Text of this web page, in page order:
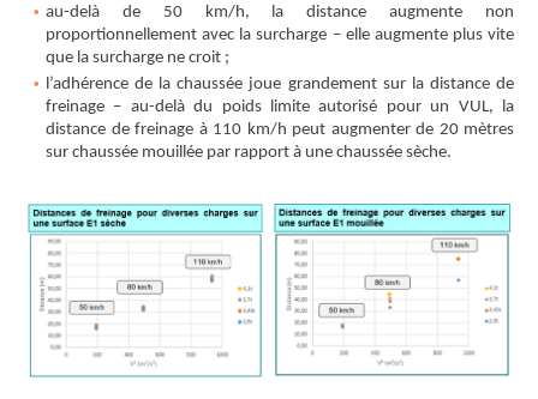
au-delà de 50 km/h, la distance augmente non
proportionnellement avec la surcharge – elle augmente plus vite
que la surcharge ne croit ;
l’adhérence de la chaussée joue grandement sur la distance de
freinage – au-delà du poids limite autorisé pour un VUL, la
distance de freinage à 110 km/h peut augmenter de 20 mètres
sur chaussée mouillée par rapport à une chaussée sèche.